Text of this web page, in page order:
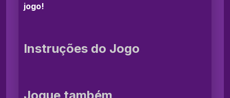
jogo!
Instruções do Jogo